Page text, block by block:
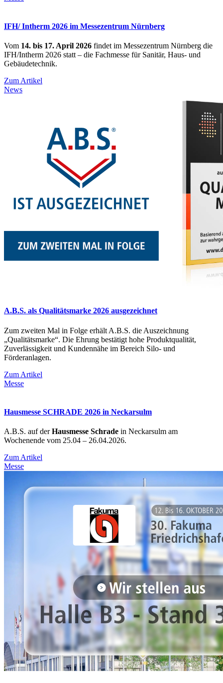
IFH/ Intherm 2026 im Messezentrum Nürnberg
Vom 14. bis 17. April 2026 findet im Messezentrum Nürnberg die
IFH/Intherm 2026 statt – die Fachmesse für Sanitär, Haus- und
Gebäudetechnik.
Zum Artikel
News
A.B.S. als Qualitätsmarke 2026 ausgezeichnet
Zum zweiten Mal in Folge erhält A.B.S. die Auszeichnung
„Qualitätsmarke“. Die Ehrung bestätigt hohe Produktqualität,
Zuverlässigkeit und Kundennähe im Bereich Silo- und
Förderanlagen.
Zum Artikel
Messe
Hausmesse SCHRADE 2026 in Neckarsulm
A.B.S. auf derHausmesse Schrade in Neckarsulm am
Wochenende vom 25.04 – 26.04.2026.
Zum Artikel
Messe